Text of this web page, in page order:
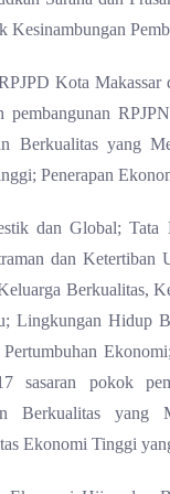
Kesinambungan
Kota
pembangunan
Berkualitas yang
Penerapan
dan Global;
dan Ketertiban
Berkualitas,
Lingkungan Hidup
Pertumbuhan
sasaran pokok
Berkualitas yang
Ekonomi Tinggi